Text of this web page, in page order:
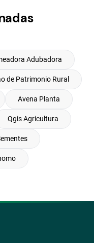
Adubadora
de Patrimonio Rural
Avena Planta
Qgis Agricultura